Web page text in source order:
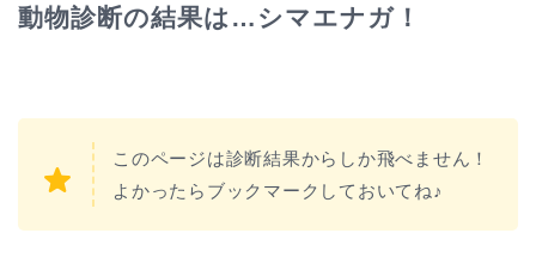
動物診断の結果は…シマエナガ！
このページは診断結果からしか飛べません！
よかったらブックマークしておいてね♪